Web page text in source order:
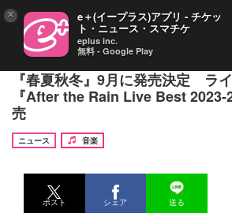
After the Rain（そらる×まふまふ
『春夏秋冬』9月に発売決定 ラ
『After the Rain Live Best 2023-
売
ニュース
音楽
ポスト シェア 送る
× e＋(イープラス)アプリ - チケッ
ト・ニュース・スマチケ
eplus inc.
無料 - Google Play